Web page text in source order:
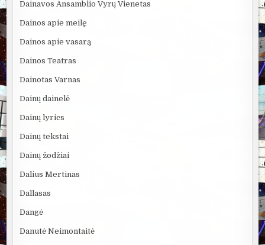
Dainavos Ansamblio Vyrų Vienetas
Dainos apie meilę
Dainos apie vasarą
Dainos Teatras
Dainotas Varnas
Dainų dainelė
Dainų lyrics
Dainų tekstai
Dainų žodžiai
Dalius Mertinas
Dallasas
Dangė
Danutė Neimontaitė